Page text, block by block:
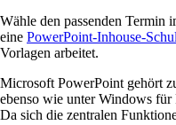
Wähle den passenden Termin
eine PowerPoint-Inhouse-
Vorlagen arbeitet.
Microsoft PowerPoint gehört
ebenso wie unter Windows für
Da sich die zentralen